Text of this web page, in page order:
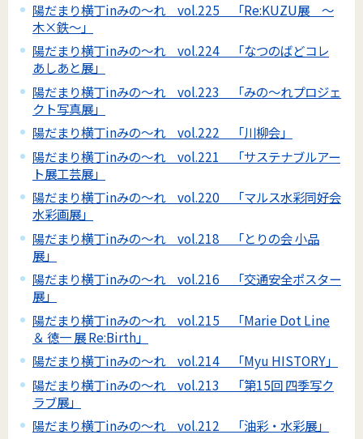
陽だまり横丁inみの～れ vol.225 「Re:KUZU展 ～
木×鉄～」
陽だまり横丁inみの～れ vol.224 「なつのばどコレ
あしあと展」
陽だまり横丁inみの～れ vol.223 「みの～れプロジェ
クト写真展」
陽だまり横丁inみの～れ vol.222 「川柳会」
陽だまり横丁inみの～れ vol.221 「サステナブルアー
ト展工芸展」
陽だまり横丁inみの～れ vol.220 「マルス水彩同好会
水彩画展」
陽だまり横丁inみの～れ vol.218 「とりの会 小品
展」
陽だまり横丁inみの～れ vol.216 「交通安全ポスター
展」
陽だまり横丁inみの～れ vol.215 「Marie Dot Line
＆ 徳一 展 Re:Birth」
陽だまり横丁inみの～れ vol.214 「Myu HISTORY」
陽だまり横丁inみの～れ vol.213 「第15回 四季写ク
ラブ展」
陽だまり横丁inみの～れ vol.212 「油彩・水彩展」